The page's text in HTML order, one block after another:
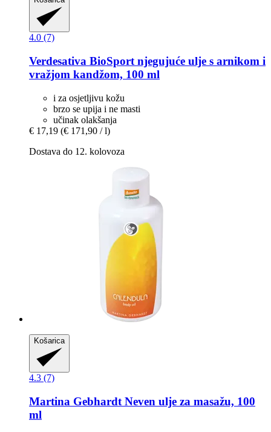
4.0 (7)
Verdesativa BioSport njegujuće ulje s arnikom i
vražjom kandžom, 100 ml
i za osjetljivu kožu
brzo se upija i ne masti
učinak olakšanja
€ 17,19 (€ 171,90 / l)
Dostava do 12. kolovoza
Košarica
4.3 (7)
Martina Gebhardt Neven ulje za masažu, 100
ml